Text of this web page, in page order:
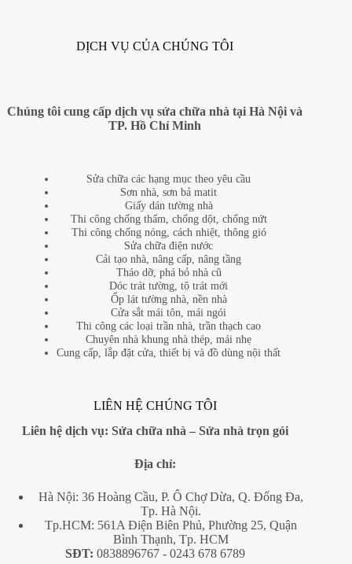
DỊCH VỤ CỦA CHÚNG TÔI
Chúng tôi cung cấp dịch vụ sửa chữa nhà tại Hà Nội và
TP. Hồ Chí Minh
Sửa chữa các hạng mục theo yêu cầu
Sơn nhà, sơn bả matit
Giấy dán tường nhà
Thi công chống thấm, chống dột, chống nứt
Thi công chống nóng, cách nhiệt, thông gió
Sửa chữa điện nước
Cải tạo nhà, nâng cấp, nâng tầng
Tháo dỡ, phá bỏ nhà cũ
Dóc trát tường, tô trát mới
Ốp lát tường nhà, nền nhà
Cửa sắt mái tôn, mái ngói
Thi công các loại trần nhà, trần thạch cao
Chuyên nhà khung nhà thép, mái nhẹ
Cung cấp, lắp đặt cửa, thiết bị và đồ dùng nội thất
LIÊN HỆ CHÚNG TÔI
Liên hệ dịch vụ: Sửa chữa nhà– Sửa nhà trọn gói
Địa chỉ:
Hà Nội: 36 Hoàng Cầu, P. Ô Chợ Dừa, Q. Đống Đa,
Tp. Hà Nội.
Tp.HCM: 561A Điện Biên Phủ, Phường 25, Quận
Bình Thạnh, Tp. HCM
SĐT: 0838896767- 0243 678 6789